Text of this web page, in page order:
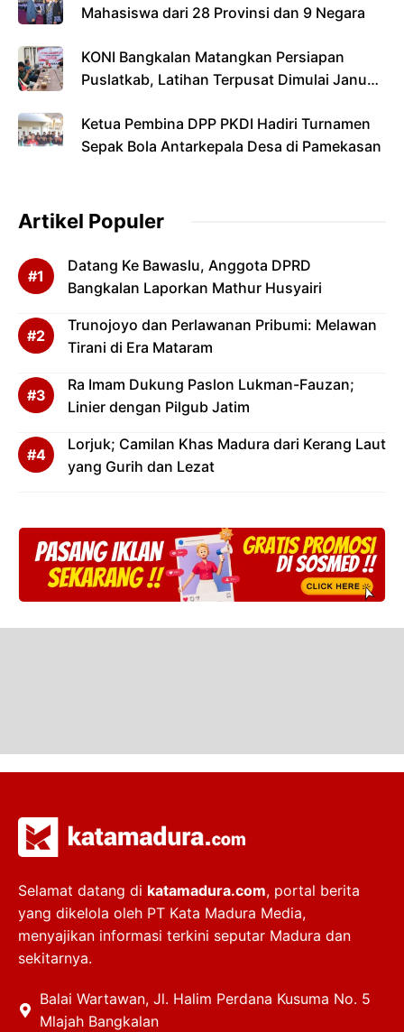
Mahasiswa dari 28 Provinsi dan 9 Negara
KONI Bangkalan Matangkan Persiapan
Puslatkab, Latihan Terpusat Dimulai Januari
Ketua Pembina DPP PKDI Hadiri Turnamen
Sepak Bola Antarkepala Desa di Pamekasan
Artikel Populer
Datang Ke Bawaslu, Anggota DPRD
Bangkalan Laporkan Mathur Husyairi
Trunojoyo dan Perlawanan Pribumi: Melawan
Tirani di Era Mataram
Ra Imam Dukung Paslon Lukman-Fauzan;
Linier dengan Pilgub Jatim
Lorjuk; Camilan Khas Madura dari Kerang Laut
yang Gurih dan Lezat
Selamat datang di katamadura.com, portal berita
yang dikelola oleh PT Kata Madura Media,
menyajikan informasi terkini seputar Madura dan
sekitarnya.
Balai Wartawan, Jl. Halim Perdana Kusuma No. 5
Mlajah Bangkalan